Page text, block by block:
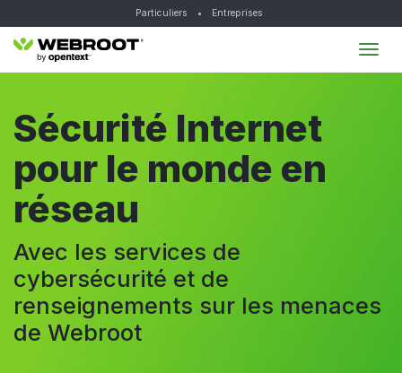
Particuliers • Entreprises
Sécurité Internet
pour le monde en
réseau
Avec les services de
cybersécurité et de
renseignements sur les menaces
de Webroot